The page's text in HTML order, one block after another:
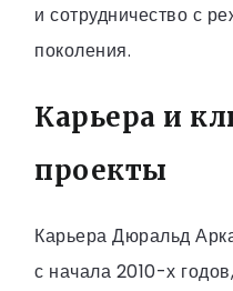
и сотрудничество с
поколения.
Карьера и
проекты
Карьера Дюральд
с начала 2010-х